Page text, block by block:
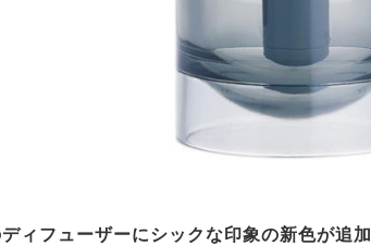
ディフューザーにシックな印象の新色が追加